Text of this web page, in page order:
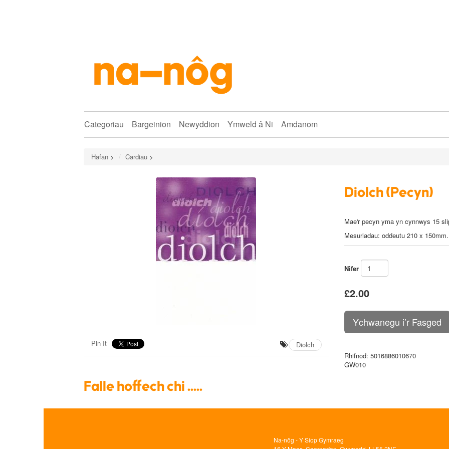
Categoriau Bargeinion Newyddion Ymweld â Ni Amdanom
Hafan > Cardiau >
Pin It Diolch
Diolch (Pecyn)
Mae'r pecyn yma yn cynnwys 15
Mesuriadau: oddeutu 210 x 150mm.
Nifer
£2.00
Rhifnod: 5016886010670
GW010
Falle hoffech chi .....
Na-nôg - Y Siop Gymraeg